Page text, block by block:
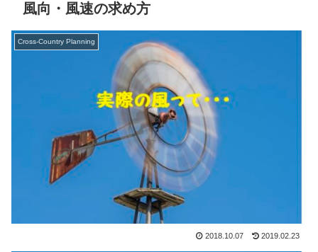
風向・風速の求め方
Cross-Country Planning
2018.10.07 2019.02.23